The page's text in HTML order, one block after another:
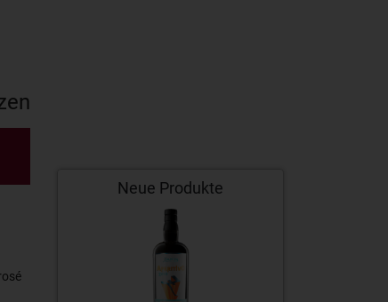
Neue Produkte